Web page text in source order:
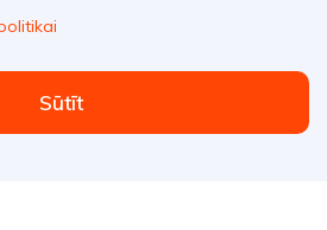
Sūtīt